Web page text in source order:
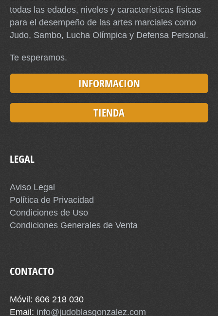
todas las edades, niveles y características físicas
para el desempeño de las artes marciales como
Judo, Sambo, Lucha Olímpica y Defensa Personal.
Te esperamos.
INFORMACION
TIENDA
LEGAL
Aviso Legal
Política de Privacidad
Condiciones de Uso
Condiciones Generales de Venta
CONTACTO
Móvil: 606 218 030
Email: info@judoblasgonzalez.com